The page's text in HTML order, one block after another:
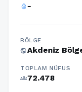
humidity_percentage-
BÖLGE
publicAkdeniz
TOPLAM NÜFUS
groups72.478